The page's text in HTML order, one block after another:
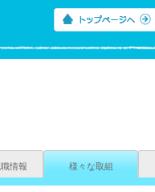
情報 様々な取組